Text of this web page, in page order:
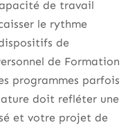
de travail
le rythme
de
de Formation
programmes parfois
doit refléter une
et votre projet de